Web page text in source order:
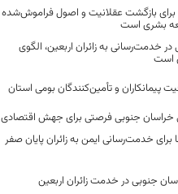
برای بازگشت عقلانیت و اصول فراموش‌شده
بشری است
خدمت‌رسانی به زائران اربعین، الگوی
است
پیمانکاران و تأمین‌کنندگان بومی استان
جنوبی فرصتی برای جهش اقتصادی
خدمت‌رسانی ایمن به زائران پایان صفر